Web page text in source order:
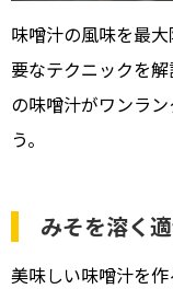
味噌汁の風味を最
要なテクニックを
の味噌汁がワンラ
う。
みそを溶く
美味しい味噌汁を